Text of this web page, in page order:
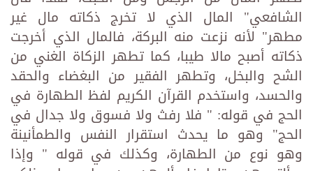
الشافعي" المال الذي لا تخرج ذكاته مال غير
مطهر" لأنه نزعت منه البركة، فالمال الذي أخرجت
ذكاته أصبح مالا طيبا، كما تطهر الزكاة الغني من
الشح والبخل، وتطهر الفقير من البغضاء والحقد
والحسد، واستخدم القرآن الكريم لفظ الطهارة في
الحج في قوله: " فلا رفث ولا فسوق ولا جدال في
الحج" وهو ما يحدث استقرار النفس والطمأنينة
وهو نوع من الطهارة، وكذلك في قوله " وإذا